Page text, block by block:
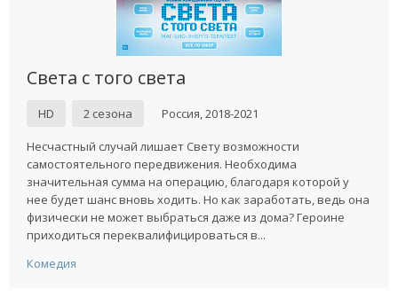
Света с того света
HD 2 сезона Россия, 2018-2021
Несчастный случай лишает Свету возможности
самостоятельного передвижения. Необходима
значительная сумма на операцию, благодаря которой у
нее будет шанс вновь ходить. Но как заработать, ведь она
физически не может выбраться даже из дома? Героине
приходиться переквалифицироваться в...
Комедия